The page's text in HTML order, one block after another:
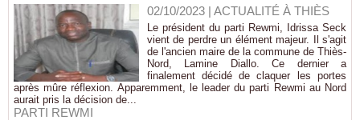
02/10/2023| ACTUALITÉ À THIÈS
Le président du parti Rewmi, Idrissa Seck
vient de perdre un élément majeur. Il s'agit
de l'ancien maire de la commune de Thiès-
Nord, Lamine Diallo. Ce dernier a
finalement décidé de claquer les portes
après mûre réflexion. Apparemment, le leader du parti Rewmi au Nord
aurait pris la décision de...
PARTI REWMI